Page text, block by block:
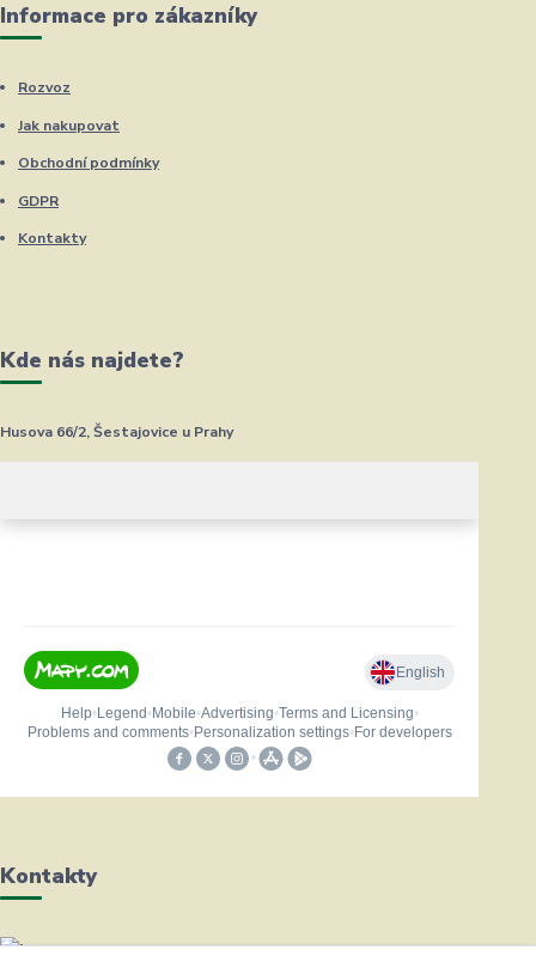
Informace pro zákazníky
Rozvoz
Jak nakupovat
Obchodní podmínky
GDPR
Kontakty
Kde nás najdete?
Husova 66/2, Šestajovice u Prahy
Kontakty